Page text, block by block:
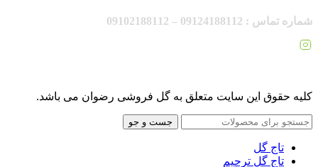
شماره تماس : 09124188112 – 09102188112
کلیه حقوق این سایت متعلق به گل فروشی رضوان می باشد.
جست و جو
تاج گل
تاج گل ترحیم